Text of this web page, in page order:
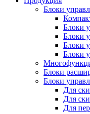
Блоки
Блоки
Блоки
Блоки
Блоки
Блоки
Блоки
Для
Для
Для